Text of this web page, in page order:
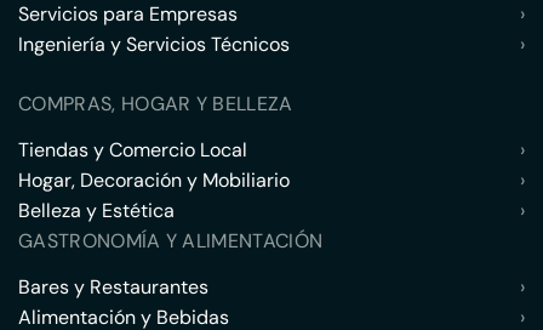
Servicios para Empresas
›
Ingeniería y Servicios Técnicos
›
COMPRAS, HOGAR Y BELLEZA
Tiendas y Comercio Local
›
Hogar, Decoración y Mobiliario
›
Belleza y Estética
›
GASTRONOMÍA Y ALIMENTACIÓN
Bares y Restaurantes
›
Alimentación y Bebidas
›